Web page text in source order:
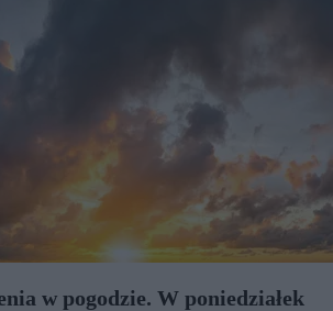
w pogodzie. W poniedziałek